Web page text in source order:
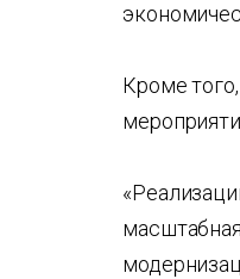
Кроме